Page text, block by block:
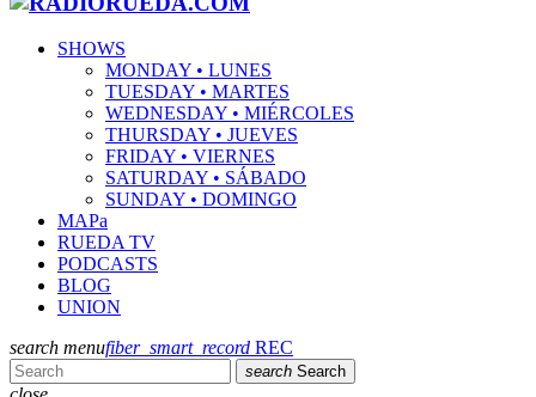
SHOWS
MONDAY • LUNES
TUESDAY • MARTES
WEDNESDAY • MIÉRCOLES
THURSDAY • JUEVES
FRIDAY • VIERNES
SATURDAY • SÁBADO
SUNDAY • DOMINGO
MAPa
RUEDA TV
PODCASTS
BLOG
UNION
search menufiber_smart_record REC
search Search